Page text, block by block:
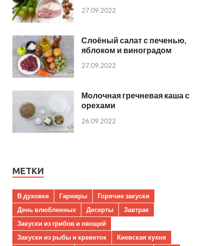
27.09.2022
Слоёный салат с печенью,
яблоком и виноградом
27.09.2022
Молочная гречневая каша с
орехами
26.09.2022
МЕТКИ
В духовке Гарниры
Горячие закуски
День влюбленных
Десерты
Завтрак
Закуски из грибов и овощей
Закуски из рыбы и креветок
Киевская кухня